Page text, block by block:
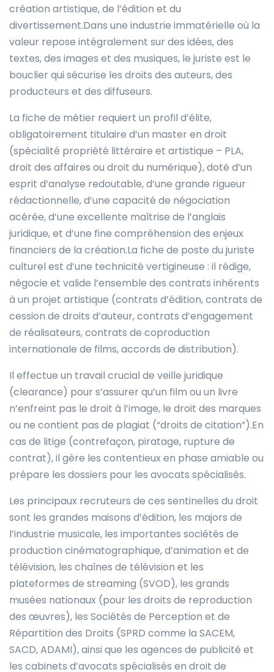
création artistique, de l’édition et du
divertissement.Dans une industrie immatérielle où la
valeur repose intégralement sur des idées, des
textes, des images et des musiques, le juriste est le
bouclier qui sécurise les droits des auteurs, des
producteurs et des diffuseurs.
La fiche de métier requiert un profil d’élite,
obligatoirement titulaire d’un master en droit
(spécialité propriété littéraire et artistique – PLA,
droit des affaires ou droit du numérique), doté d’un
esprit d’analyse redoutable, d’une grande rigueur
rédactionnelle, d’une capacité de négociation
acérée, d’une excellente maîtrise de l’anglais
juridique, et d’une fine compréhension des enjeux
financiers de la création.La fiche de poste du juriste
culturel est d’une technicité vertigineuse : il rédige,
négocie et valide l’ensemble des contrats inhérents
à un projet artistique (contrats d’édition, contrats de
cession de droits d’auteur, contrats d’engagement
de réalisateurs, contrats de coproduction
internationale de films, accords de distribution).
Il effectue un travail crucial de veille juridique
(clearance) pour s’assurer qu’un film ou un livre
n’enfreint pas le droit à l’image, le droit des marques
ou ne contient pas de plagiat (“droits de citation”).En
cas de litige (contrefaçon, piratage, rupture de
contrat), il gère les contentieux en phase amiable ou
prépare les dossiers pour les avocats spécialisés.
Les principaux recruteurs de ces sentinelles du droit
sont les grandes maisons d’édition, les majors de
l’industrie musicale, les importantes sociétés de
production cinématographique, d’animation et de
télévision, les chaînes de télévision et les
plateformes de streaming (SVOD), les grands
musées nationaux (pour les droits de reproduction
des œuvres), les Sociétés de Perception et de
Répartition des Droits (SPRD comme la SACEM,
SACD, ADAMI), ainsi que les agences de publicité et
les cabinets d’avocats spécialisés en droit de